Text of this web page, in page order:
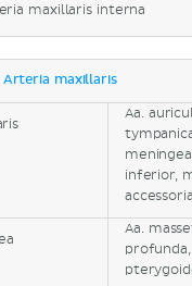
maxillaris interna
maxillaris
Aa.
inferior,
accessoria
Aa.